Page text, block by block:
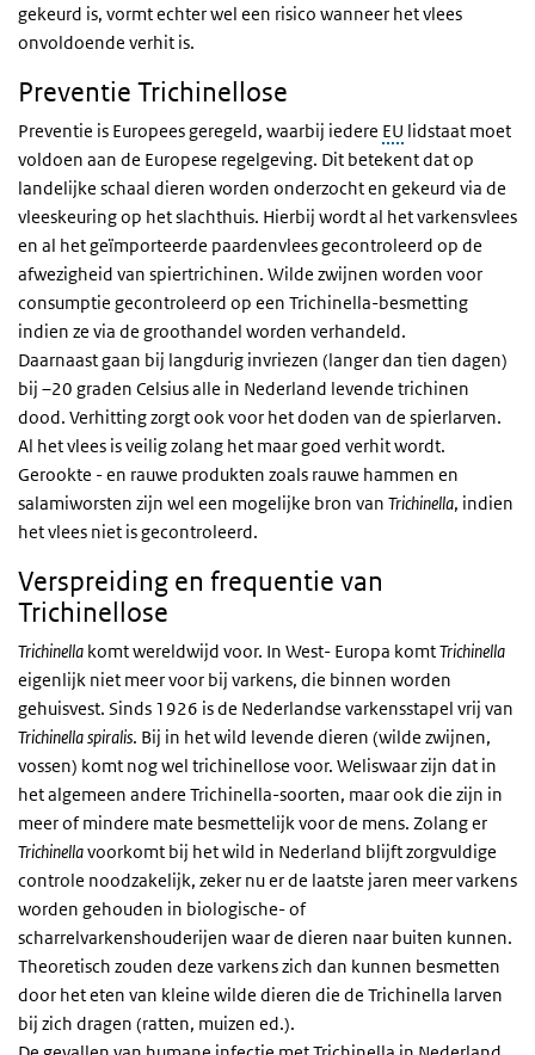
gekeurd is, vormt echter wel een risico wanneer het vlees
onvoldoende verhit is.
Preventie Trichinellose
Preventie is Europees geregeld, waarbij iedere EU lidstaat moet
voldoen aan de Europese regelgeving. Dit betekent dat op
landelijke schaal dieren worden onderzocht en gekeurd via de
vleeskeuring op het slachthuis. Hierbij wordt al het varkensvlees
en al het geïmporteerde paardenvlees gecontroleerd op de
afwezigheid van spiertrichinen. Wilde zwijnen worden voor
consumptie gecontroleerd op een Trichinella-besmetting
indien ze via de groothandel worden verhandeld.
Daarnaast gaan bij langdurig invriezen (langer dan tien dagen)
bij –20 graden Celsius alle in Nederland levende trichinen
dood. Verhitting zorgt ook voor het doden van de spierlarven.
Al het vlees is veilig zolang het maar goed verhit wordt.
Gerookte - en rauwe produkten zoals rauwe hammen en
salamiworsten zijn wel een mogelijke bron van Trichinella, indien
het vlees niet is gecontroleerd.
Verspreiding en frequentie van
Trichinellose
Trichinella komt wereldwijd voor. In West- Europa komtTrichinella
eigenlijk niet meer voor bij varkens, die binnen worden
gehuisvest. Sinds 1926 is de Nederlandse varkensstapel vrij van
Trichinellaspiralis. Bij in het wild levende dieren (wilde zwijnen,
vossen) komt nog wel trichinellose voor. Weliswaar zijn dat in
het algemeen andere Trichinella-soorten, maar ook die zijn in
meer of mindere mate besmettelijk voor de mens. Zolang er
Trichinellavoorkomt bij het wild in Nederland blijft zorgvuldige
controle noodzakelijk, zeker nu er de laatste jaren meer varkens
worden gehouden in biologische- of
scharrelvarkenshouderijen waar de dieren naar buiten kunnen.
Theoretisch zouden deze varkens zich dan kunnen besmetten
door het eten van kleine wilde dieren die de Trichinella larven
bij zich dragen (ratten, muizen ed.).